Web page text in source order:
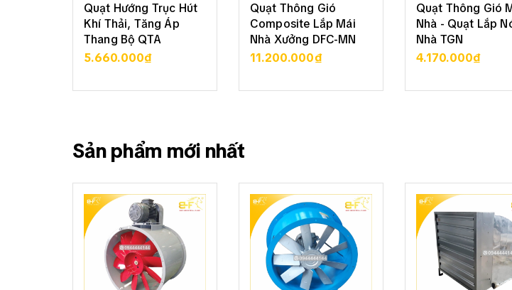
Quạt Hướng Trục Hút
Khí Thải, Tăng Áp
Thang Bộ QTA
5.660.000₫
XEM CHI TIẾT
Quạt Thông Gió
Composite Lắp Mái
Nhà Xưởng DFC-MN
11.200.000₫
XEM CHI TIẾT
Quạt Thông Gió
Nhà - Quạt Lắp
Nhà TGN
4.170.000₫
XEM CHI TIẾT
Sản phẩm mới nhất